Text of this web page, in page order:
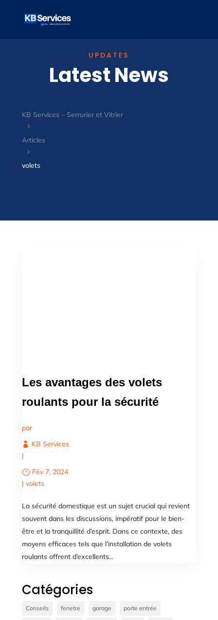
UPDATES
Latest News
KB Services – Serrurier et Vitrier
5
Articles
5
volets
Les avantages des volets
roulants pour la sécurité
par
KB Services
|
Fév 7, 2024
| volets
La sécurité domestique est un sujet crucial qui revient
souvent dans les discussions, impératif pour le bien-
être et la tranquillité d’esprit. Dans ce contexte, des
moyens efficaces tels que l’installation de volets
roulants offrent d’excellents...
Catégories
Conseils fenetre garage porte entrée